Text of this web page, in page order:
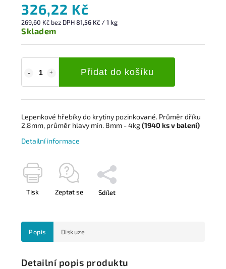
326,22 Kč
269,60 Kč bez DPH81,56 Kč / 1 kg
Skladem
Přidat do košíku
Lepenkové hřebíky do krytiny pozinkované. Průměr dříku
2,8mm, průměr hlavy min. 8mm - 4kg(1940ksv balení)
Detailní informace
Tisk Zeptat se Sdílet
Popis Diskuze
Detailní popis produktu